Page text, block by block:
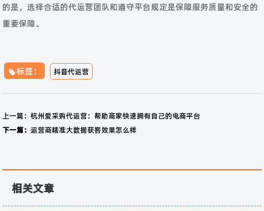
的是，选择合适的代运营团队和遵守平台规定是保障服务质量和安全的
重要保障。
标签： 抖音代运营
上一篇：杭州爱采购代运营：帮助商家快速拥有自己的电商平台
下一篇：运营商精准大数据获客效果怎么样
相关文章